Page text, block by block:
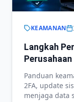
KEAMANAN
Langkah
Panduan
2FA, update
menjaga data